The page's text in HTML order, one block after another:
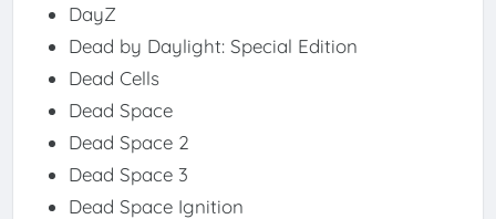
DayZ
Dead by Daylight: Special Edition
Dead Cells
Dead Space
Dead Space 2
Dead Space 3
Dead Space Ignition